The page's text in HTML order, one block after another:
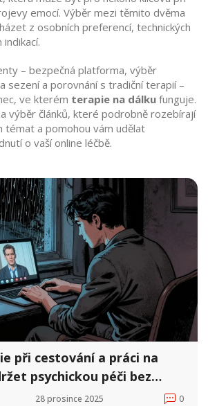
emocí. Výběr mezi těmito dvěma
z osobních preferencí, technických
– bezpečná platforma, výběr
sezení a porovnání s tradiční terapií –
ve kterém terapie na dálku funguje.
výběr článků, které podrobně rozebírají
témat a pomohou vám udělat
o vaší online léčbě.
při cestování a práci na
psychickou péči bez
28 prosince 2025 0